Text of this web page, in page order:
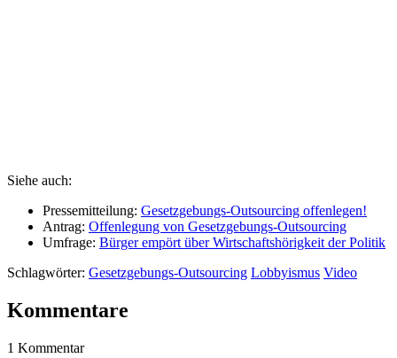
Siehe auch:
Pressemitteilung: Gesetzgebungs-Outsourcing offenlegen!
Antrag: Offenlegung von Gesetzgebungs-Outsourcing
Umfrage: Bürger empört über Wirtschaftshörigkeit der Politik
Schlagwörter: Gesetzgebungs-Outsourcing Lobbyismus Video
Kommentare
1 Kommentar